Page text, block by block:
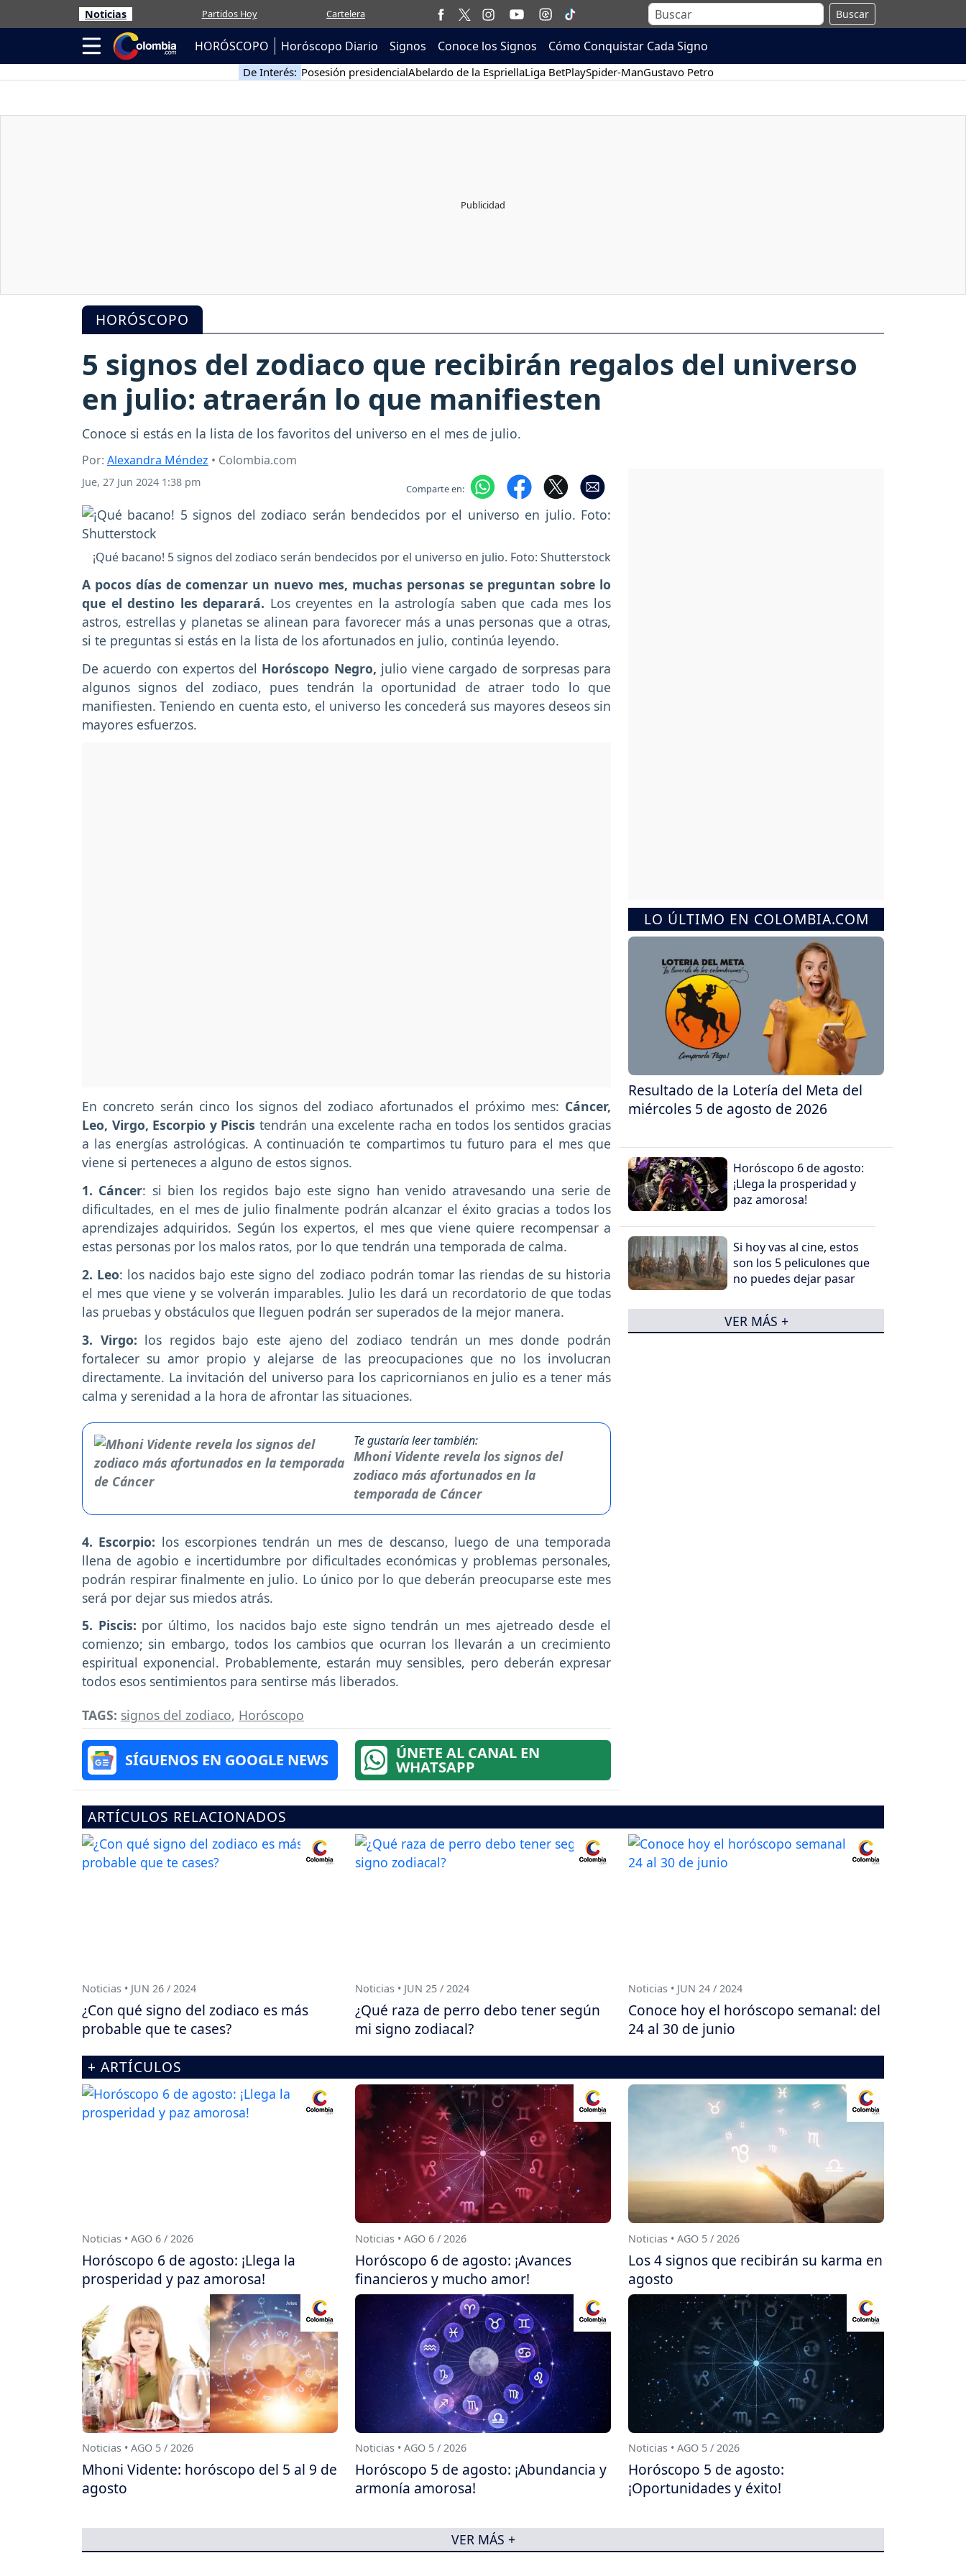
Noticias Partidos Hoy Cartelera Buscar
HORÓSCOPO Horóscopo Diario Signos Conoce los Signos Cómo Conquistar Cada Signo
De Interés: Posesión presidencialAbelardo de la EspriellaLiga BetPlaySpider-ManGustavo Petro
HORÓSCOPO
5 signos del zodiaco que recibirán regalos del universo
en julio: atraerán lo que manifiesten
Conoce si estás en la lista de los favoritos del universo en el mes de julio.
Por: Alexandra Méndez • Colombia.com
Jue, 27 Jun 2024 1:38 pm Comparte en:
¡Qué bacano! 5 signos del zodiaco serán bendecidos por el universo en julio. Foto: Shutterstock
A pocos días de comenzar un nuevo mes, muchas personas se preguntan sobre lo
que el destino les deparará. Los creyentes en la astrología saben que cada mes los
astros, estrellas y planetas se alinean para favorecer más a unas personas que a otras,
si te preguntas si estás en la lista de los afortunados en julio, continúa leyendo.
De acuerdo con expertos del Horóscopo Negro, julio viene cargado de sorpresas para
algunos signos del zodiaco, pues tendrán la oportunidad de atraer todo lo que
manifiesten. Teniendo en cuenta esto, el universo les concederá sus mayores deseos sin
mayores esfuerzos.
En concreto serán cinco los signos del zodiaco afortunados el próximo mes: Cáncer,
Leo, Virgo, Escorpio y Piscis tendrán una excelente racha en todos los sentidos gracias
a las energías astrológicas. A continuación te compartimos tu futuro para el mes que
viene si perteneces a alguno de estos signos.
1. Cáncer: si bien los regidos bajo este signo han venido atravesando una serie de
dificultades, en el mes de julio finalmente podrán alcanzar el éxito gracias a todos los
aprendizajes adquiridos. Según los expertos, el mes que viene quiere recompensar a
estas personas por los malos ratos, por lo que tendrán una temporada de calma.
2. Leo: los nacidos bajo este signo del zodiaco podrán tomar las riendas de su historia
el mes que viene y se volverán imparables. Julio les dará un recordatorio de que todas
las pruebas y obstáculos que lleguen podrán ser superados de la mejor manera.
3. Virgo: los regidos bajo este ajeno del zodiaco tendrán un mes donde podrán
fortalecer su amor propio y alejarse de las preocupaciones que no los involucran
directamente. La invitación del universo para los capricornianos en julio es a tener más
calma y serenidad a la hora de afrontar las situaciones.
Te gustaría leer también:
Mhoni Vidente revela los signos del
zodiaco más afortunados en la
temporada de Cáncer
4. Escorpio: los escorpiones tendrán un mes de descanso, luego de una temporada
llena de agobio e incertidumbre por dificultades económicas y problemas personales,
podrán respirar finalmente en julio. Lo único por lo que deberán preocuparse este mes
será por dejar sus miedos atrás.
5. Piscis: por último, los nacidos bajo este signo tendrán un mes ajetreado desde el
comienzo; sin embargo, todos los cambios que ocurran los llevarán a un crecimiento
espiritual exponencial. Probablemente, estarán muy sensibles, pero deberán expresar
todos esos sentimientos para sentirse más liberados.
TAGS: signos del zodiaco, Horóscopo
SÍGUENOS EN GOOGLE NEWS ÚNETE AL CANAL EN
WHATSAPP
LO ÚLTIMO EN COLOMBIA.COM
Resultado de la Lotería del Meta del
miércoles 5 de agosto de 2026
Horóscopo 6 de agosto:
¡Llega la prosperidad y
paz amorosa!
Si hoy vas al cine, estos
son los 5 peliculones que
no puedes dejar pasar
VER MÁS +
ARTÍCULOS RELACIONADOS
Noticias • JUN 26 / 2024
¿Con qué signo del zodiaco es más
probable que te cases?
Noticias • JUN 25 / 2024
¿Qué raza de perro debo tener según
mi signo zodiacal?
Noticias • JUN 24 / 2024
Conoce hoy el horóscopo semanal: del
24 al 30 de junio
+ ARTÍCULOS
Noticias • AGO 6 / 2026
Horóscopo 6 de agosto: ¡Llega la
prosperidad y paz amorosa!
Noticias • AGO 6 / 2026
Horóscopo 6 de agosto: ¡Avances
financieros y mucho amor!
Noticias • AGO 5 / 2026
Los 4 signos que recibirán su karma en
agosto
Noticias • AGO 5 / 2026
Mhoni Vidente: horóscopo del 5 al 9 de
agosto
Noticias • AGO 5 / 2026
Horóscopo 5 de agosto: ¡Abundancia y
armonía amorosa!
Noticias • AGO 5 / 2026
Horóscopo 5 de agosto:
¡Oportunidades y éxito!
VER MÁS +